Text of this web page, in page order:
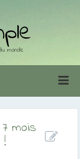
monde
mois
!